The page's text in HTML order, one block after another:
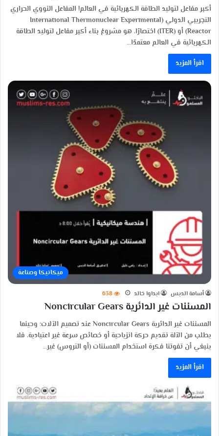
أكبر مفاعل لتوليد الطاقة الكهربائية في العالم! المفاعل النووي الحراري
التجريبي الدولي (International Thermonuclear Experimental
Reactor) أو (ITER) اختصارًا، هو مشروعُ بناء أكبر مفاعل لتوليد الطاقة
الكهربائية في العالم معتمدًا…
اقرأ المزيد
ميكانيكا وصناعة
أسامة الدبس ابداوا خالد 638
المسننات غير الدائرية Noncircular Gears
المسننات غير الدائرية Noncircular Gears عند تصميم الآلات؛ وحينما
يطلب من الآلة تقديم حركة انزياحية أو خصائص سرعة غير اعتيادية، فلا
ينبغي أن تفوتنا فكرة استخدام المسننات (أو التروس) غير…
اقرأ المزيد